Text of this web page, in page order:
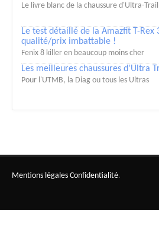
Le livre blanc de la chaussure d'Ultra-Trail
Le test détaillé de la Amazfit T-Rex
qualité/prix imbattable !
Fenix 8 killer en beaucoup moins cher
Les meilleures chaussures d'Ultra
Pour l'UTMB, la Diag ou tous les Ultras
Mentions légales Confidentialité.